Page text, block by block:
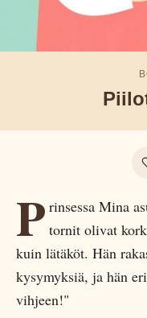
P rinsessa Mina
tornit olivat
kuin lätäköt. Hän
kysymyksiä, ja hän
vihjeen!"